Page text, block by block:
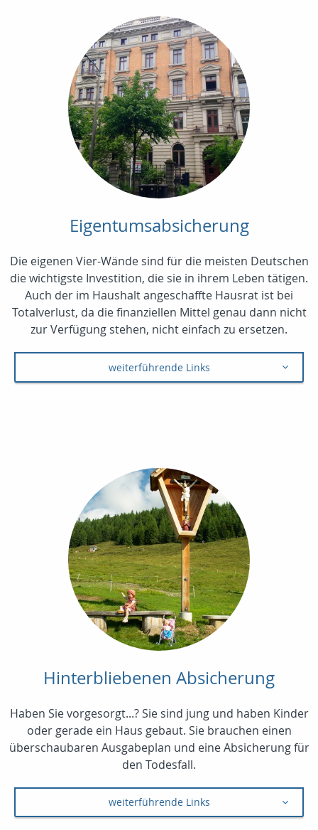
Eigentumsabsicherung
Die eigenen Vier-Wände sind für die meisten Deutschen
die wichtigste Investition, die sie in ihrem Leben tätigen.
Auch der im Haushalt angeschaffte Hausrat ist bei
Totalverlust, da die finanziellen Mittel genau dann nicht
zur Verfügung stehen, nicht einfach zu ersetzen.
weiterführende Links
Hinterbliebenen Absicherung
Haben Sie vorgesorgt...? Sie sind jung und haben Kinder
oder gerade ein Haus gebaut. Sie brauchen einen
überschaubaren Ausgabeplan und eine Absicherung für
den Todesfall.
weiterführende Links